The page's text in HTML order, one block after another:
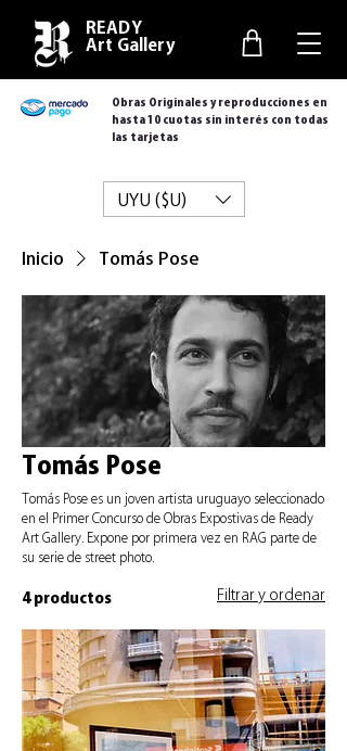
READY
Art Gallery
Obras Originales y reproducciones en
hasta 10 cuotas sin interés con todas
las tarjetas
UYU ($U)
Inicio Tomás Pose
Tomás Pose
Tomás Pose es un joven artista uruguayo seleccionado
en el Primer Concurso de Obras Expostivas de Ready
Art Gallery. Expone por primera vez en RAG parte de
su serie de street photo.
4 productos Filtrar y ordenar